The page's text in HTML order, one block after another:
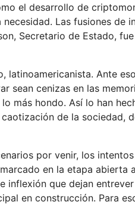
el desarrollo de
Las fusiones de
Secretario de Estado,
latinoamericanista. Ante
sean cenizas en las
más hondo. Así lo han
de la sociedad,
por venir, los
en la etapa abierta
inflexión que dejan
en construcción. Para